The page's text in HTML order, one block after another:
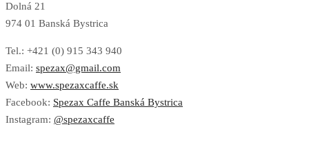
Dolná 21
974 01 Banská Bystrica
Tel.: +421 (0) 915 343 940
Email: spezax@gmail.com
Web: www.spezaxcaffe.sk
Facebook: Spezax Caffe Banská Bystrica
Instagram: @spezaxcaffe